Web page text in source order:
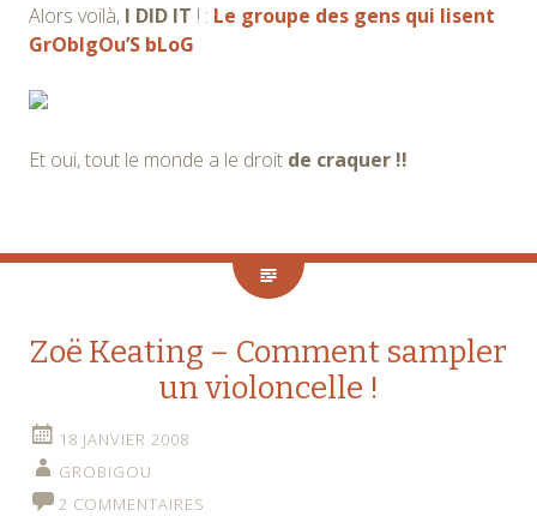
Alors voilà, I DID IT ! : Le groupe des gens qui lisent
GrObIgOu’S bLoG
Et oui, tout le monde a le droit de craquer !!
Zoë Keating – Comment sampler
un violoncelle !
18 JANVIER 2008
GROBIGOU
2 COMMENTAIRES